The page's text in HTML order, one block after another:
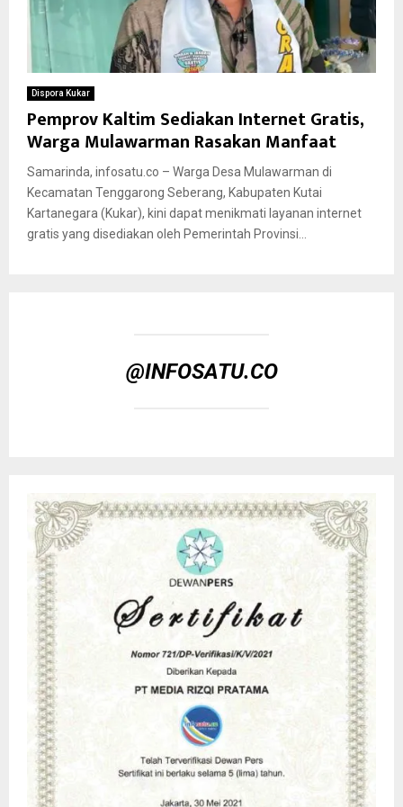
Dispora Kukar
Pemprov Kaltim Sediakan Internet Gratis,
Warga Mulawarman Rasakan Manfaat
Samarinda, infosatu.co – Warga Desa Mulawarman di
Kecamatan Tenggarong Seberang, Kabupaten Kutai
Kartanegara (Kukar), kini dapat menikmati layanan internet
gratis yang disediakan oleh Pemerintah Provinsi...
@INFOSATU.CO